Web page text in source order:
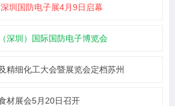
圳国防电子展4月9日启幕
深圳）国际国防电子博览会
精细化工大会暨展览会定档苏州
材展会5月20日召开